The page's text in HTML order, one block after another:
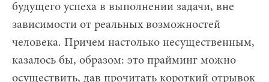
будущего успеха в выполнении задачи, вне
зависимости от реальных возможностей
человека. Причем настолько несущественным,
казалось бы, образом: это прайминг можно
осуществить, дав прочитать короткий отрывок